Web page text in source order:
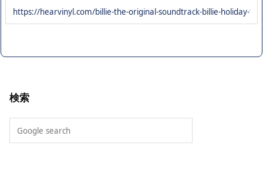
検索